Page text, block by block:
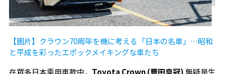
【圖片】クラウン70周年を機に考える「日本の名車」…昭和
と平成を彩ったエポックメイキングな車たち
在眾多日本乘用車款中， Toyota Crown (豐田皇冠)無疑是生